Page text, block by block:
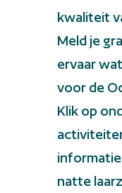
kwaliteit
Meld je
ervaar
voor de
Klik op
natte